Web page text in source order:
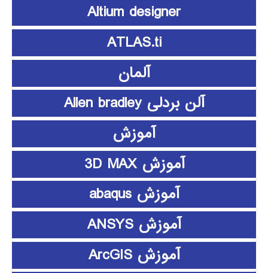
Altium designer
ATLAS.ti
آلمان
آلن بردلی Allen bradley
آموزش
آموزش 3D MAX
آموزش abaqus
آموزش ANSYS
آموزش ArcGIS